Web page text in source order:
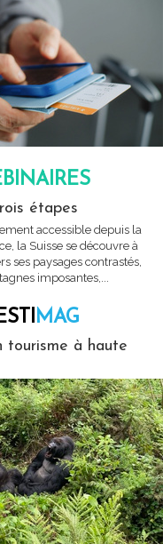
étapes
accessible depuis la
la Suisse se découvre à
ses paysages contrastés,
imposantes,...
MAG
tourisme à haute